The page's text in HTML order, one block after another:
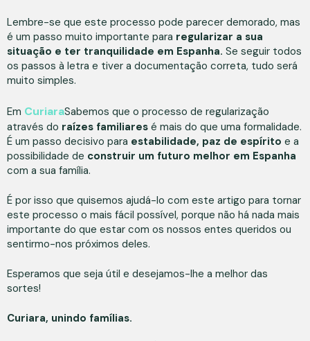
Lembre-se que este processo pode parecer demorado, mas
é um passo muito importante para regularizar a sua
situação e ter tranquilidade em Espanha. Se seguir todos
os passos à letra e tiver a documentação correta, tudo será
muito simples.
Em CuriaraSabemos que o processo de regularização
através do raízes familiares é mais do que uma formalidade.
É um passo decisivo para estabilidade, paz de espírito e a
possibilidade de construir um futuro melhor em Espanha
com a sua família.
É por isso que quisemos ajudá-lo com este artigo para tornar
este processo o mais fácil possível, porque não há nada mais
importante do que estar com os nossos entes queridos ou
sentirmo-nos próximos deles.
Esperamos que seja útil e desejamos-lhe a melhor das
sortes!
Curiara, unindo famílias.